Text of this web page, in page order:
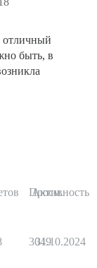
отличный
быть, в
Просм.
Активность
3049
31.10.2024